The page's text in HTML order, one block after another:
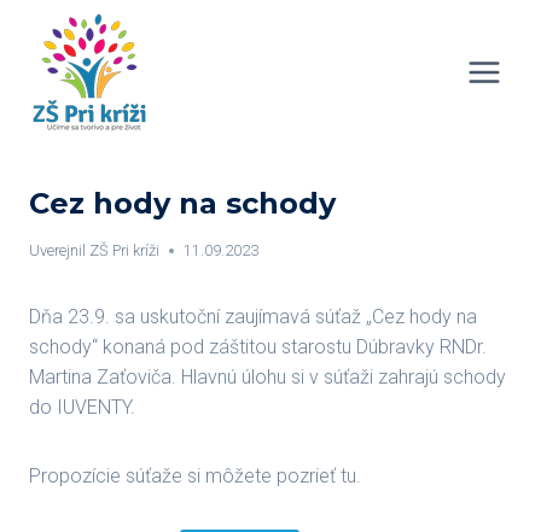
content
Cez hody na schody
Uverejnil ZŠ Pri kríži 11.09.2023
Dňa 23.9. sa uskutoční zaujímavá súťaž „Cez hody na
schody“ konaná pod záštitou starostu Dúbravky RNDr.
Martina Zaťoviča. Hlavnú úlohu si v súťaži zahrajú schody
do IUVENTY.
Propozície súťaže si môžete pozrieť tu.